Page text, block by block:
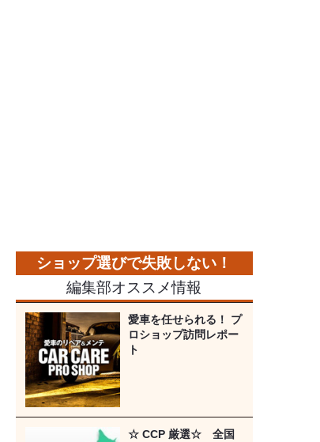
編集部オススメ情報
愛車を任せられる！ プ
ロショップ訪問レポー
ト
☆ CCP 厳選☆ 全国